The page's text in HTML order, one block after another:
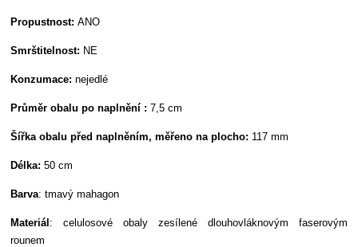
Propustnost:ANO
Smrštitelnost: NE
Konzumace:nejedlé
Průměr obalu po naplnění :7,5 cm
Šířka obalu před naplněním, měřeno na plocho: 117 mm
Délka:50 cm
Barva: tmavý mahagon
Materiál : celulosové obaly zesílené dlouhovláknovým faserovým
rounem